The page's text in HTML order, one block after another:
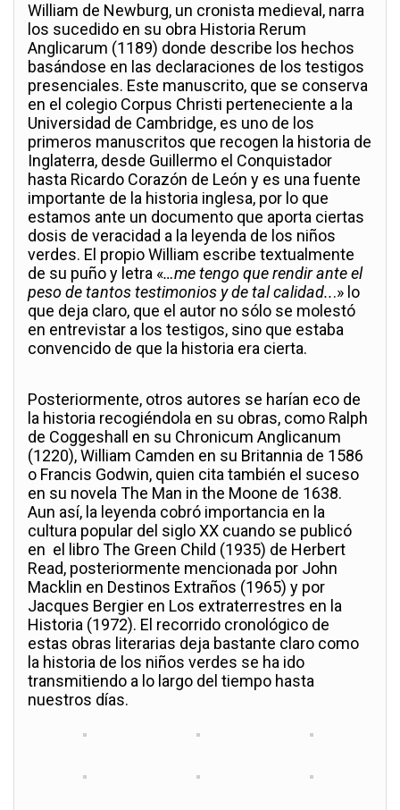
William de Newburg, un cronista medieval, narra
los sucedido en su obra Historia Rerum
Anglicarum (1189) donde describe los hechos
basándose en las declaraciones de los testigos
presenciales. Este manuscrito, que se conserva
en el colegio Corpus Christi perteneciente a la
Universidad de Cambridge, es uno de los
primeros manuscritos que recogen la historia de
Inglaterra, desde Guillermo el Conquistador
hasta Ricardo Corazón de León y es una fuente
importante de la historia inglesa, por lo que
estamos ante un documento que aporta ciertas
dosis de veracidad a la leyenda de los niños
verdes. El propio William escribe textualmente
de su puño y letra «…me tengo que rendir ante el
peso de tantos testimonios y de tal calidad...» lo
que deja claro, que el autor no sólo se molestó
en entrevistar a los testigos, sino que estaba
convencido de que la historia era cierta.
Posteriormente, otros autores se harían eco de
la historia recogiéndola en su obras, como Ralph
de Coggeshall en su Chronicum Anglicanum
(1220), William Camden en su Britannia de 1586
o Francis Godwin, quien cita también el suceso
en su novela The Man in the Moone de 1638.
Aun así, la leyenda cobró importancia en la
cultura popular del siglo XX cuando se publicó
en el libro The Green Child (1935) de Herbert
Read, posteriormente mencionada por John
Macklin en Destinos Extraños (1965) y por
Jacques Bergier en Los extraterrestres en la
Historia (1972). El recorrido cronológico de
estas obras literarias deja bastante claro como
la historia de los niños verdes se ha ido
transmitiendo a lo largo del tiempo hasta
nuestros días.